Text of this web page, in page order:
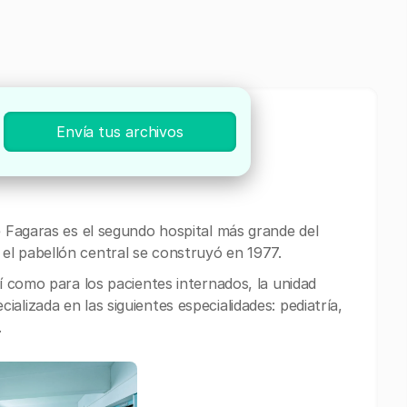
«Aurel Tulbure»,
es el segundo hospital más grande del
pabellón central se construyó en 1977.
para los pacientes internados, la unidad
en las siguientes especialidades: pediatría,
Envía tus archivos